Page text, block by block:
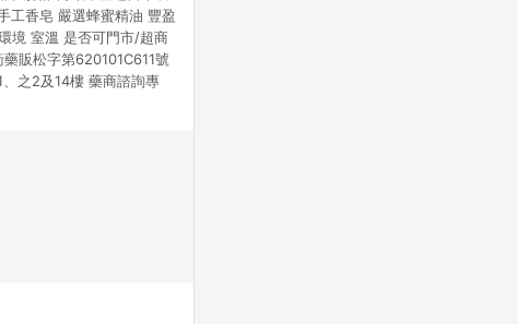
工香皂 嚴選蜂蜜精油 豐盈
境 室溫 是否可門市/超商
販松字第620101C611號
之2及14樓 藥商諮詢專